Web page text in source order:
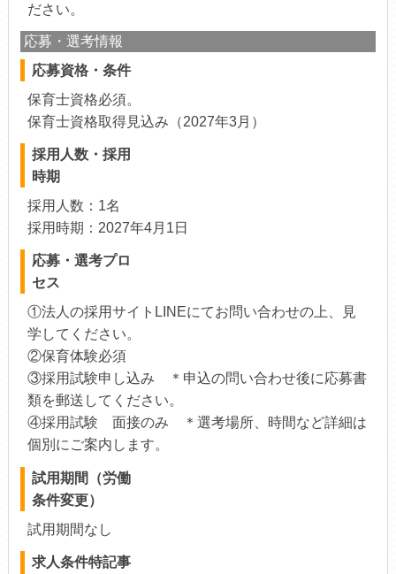
ださい。
応募・選考情報
応募資格・条件
保育士資格必須。
保育士資格取得見込み（2027年3月）
採用人数・採用
時期
採用人数：1名
採用時期：2027年4月1日
応募・選考プロ
セス
①法人の採用サイトLINEにてお問い合わせの上、見
学してください。
②保育体験必須
③採用試験申し込み ＊申込の問い合わせ後に応募書
類を郵送してください。
④採用試験 面接のみ ＊選考場所、時間など詳細は
個別にご案内します。
試用期間（労働
条件変更）
試用期間なし
求人条件特記事